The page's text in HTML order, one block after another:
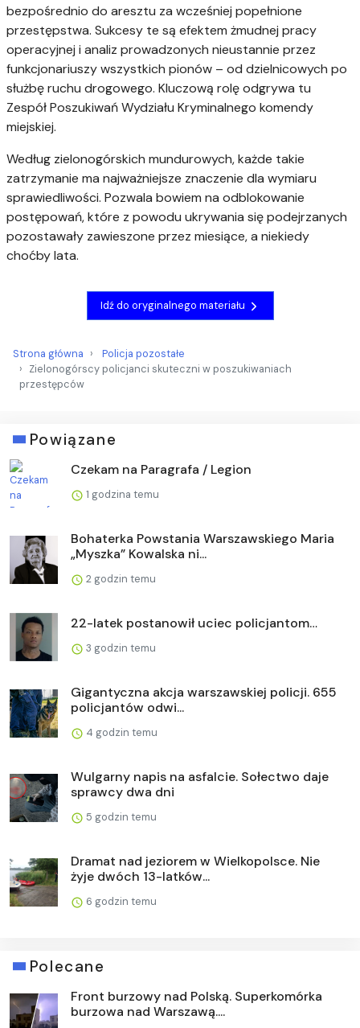
bezpośrednio do aresztu za wcześniej popełnione
przestępstwa. Sukcesy te są efektem żmudnej pracy
operacyjnej i analiz prowadzonych nieustannie przez
funkcjonariuszy wszystkich pionów – od dzielnicowych po
służbę ruchu drogowego. Kluczową rolę odgrywa tu
Zespół Poszukiwań Wydziału Kryminalnego komendy
miejskiej.
Według zielonogórskich mundurowych, każde takie
zatrzymanie ma najważniejsze znaczenie dla wymiaru
sprawiedliwości. Pozwala bowiem na odblokowanie
postępowań, które z powodu ukrywania się podejrzanych
pozostawały zawieszone przez miesiące, a niekiedy
choćby lata.
Idź do oryginalnego materiału
Strona główna
Policja pozostałe
Zielonogórscy policjanci skuteczni w poszukiwaniach
przestępców
Powiązane
Czekam na Paragrafa / Legion
1 godzina temu
Bohaterka Powstania Warszawskiego Maria
„Myszka” Kowalska ni...
2 godzin temu
22-latek postanowił uciec policjantom…
3 godzin temu
Gigantyczna akcja warszawskiej policji. 655
policjantów odwi...
4 godzin temu
Wulgarny napis na asfalcie. Sołectwo daje
sprawcy dwa dni
5 godzin temu
Dramat nad jeziorem w Wielkopolsce. Nie
żyje dwóch 13-latków...
6 godzin temu
Polecane
Front burzowy nad Polską. Superkomórka
burzowa nad Warszawą....